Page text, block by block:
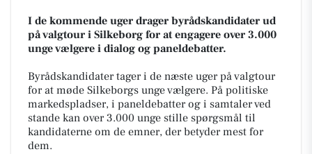
I de kommende uger drager byrådskandidater ud
på valgtour i Silkeborg for at engagere over 3.000
unge vælgere i dialog og paneldebatter.
Byrådskandidater tager i de næste uger på valgtour
for at møde Silkeborgs unge vælgere. På politiske
markedspladser, i paneldebatter og i samtaler ved
stande kan over 3.000 unge stille spørgsmål til
kandidaterne om de emner, der betyder mest for
dem.